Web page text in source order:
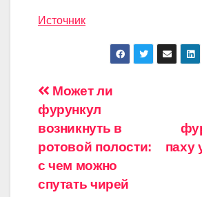
Источник
Навигация
по
записям
паху
Может ли
фурункул
возникнуть в
ротовой полости:
с чем можно
спутать чирей